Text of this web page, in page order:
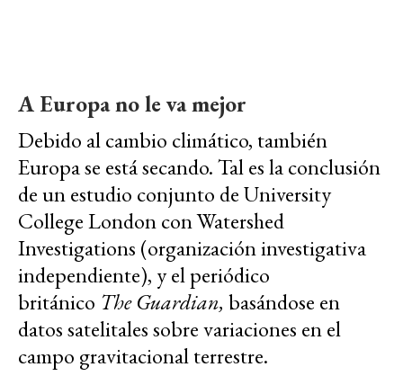
A Europa no le va mejor
Debido al cambio climático, también
Europa se está secando. Tal es la conclusión
de un estudio conjunto de University
College London con Watershed
Investigations (organización investigativa
independiente), y el periódico
británico The Guardian, basándose en
datos satelitales sobre variaciones en el
campo gravitacional terrestre.